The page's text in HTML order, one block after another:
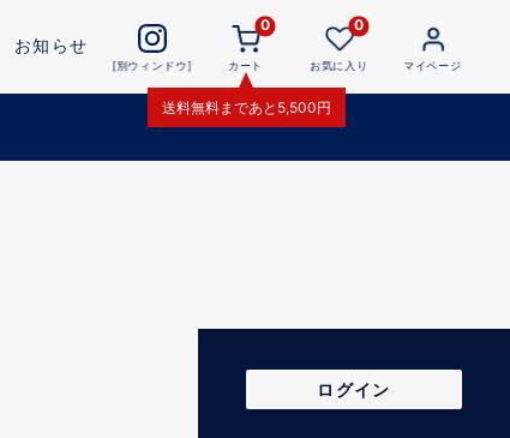
お知らせ
[別ウィンドウ]
0
カート
送料無料まであと 5,500円
0
お気に入り マイページ
ログイン